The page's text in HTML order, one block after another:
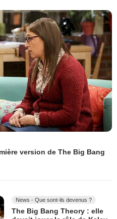
version de The Big Bang
News - Que sont-ils devenus ?
The Big Bang Theory : elle